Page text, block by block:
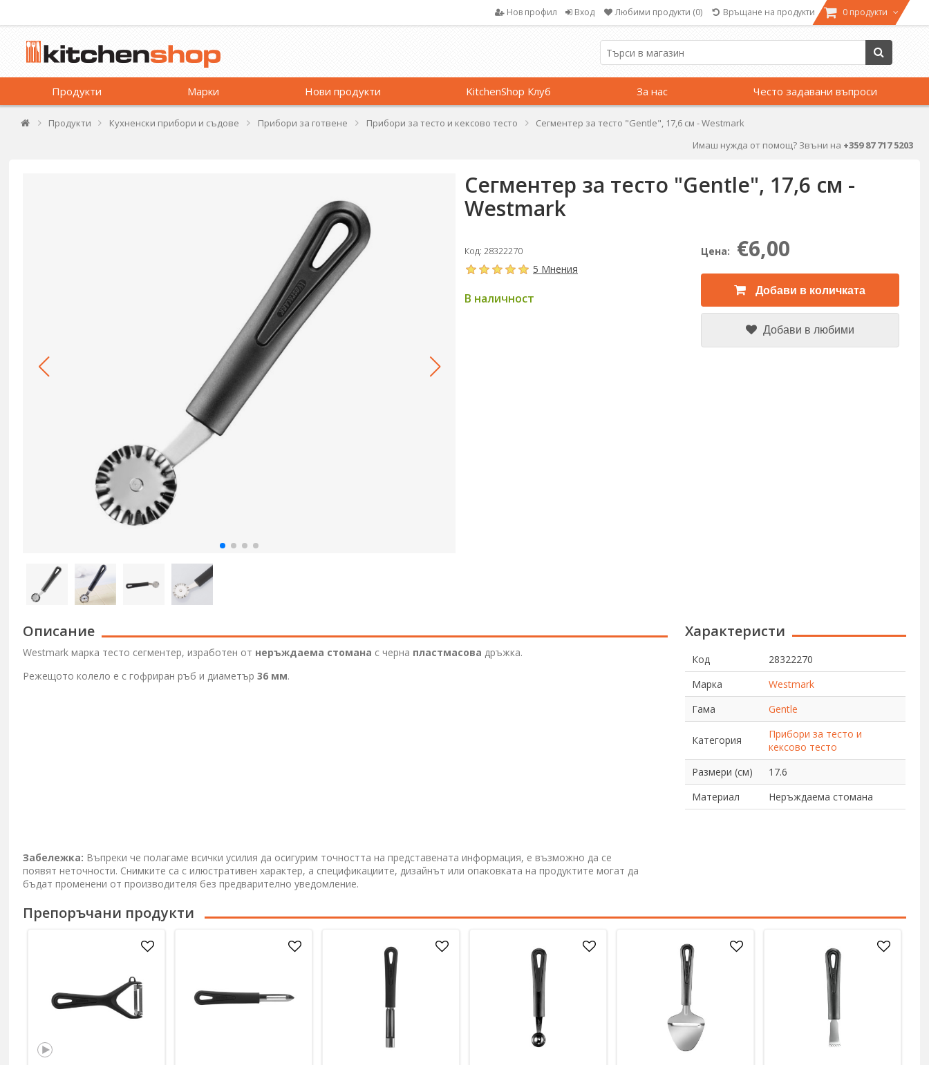
Нов профил Вход Любими продукти (0) Връщане на продукти 0 продукти
Продукти Марки Нови продукти KitchenShop Клуб За нас Често задавани въпроси
Продукти Кухненски прибори и съдове Прибори за готвене Прибори за тесто и кексово тесто
Сегментер за тесто "Gentle", 17,6 см - Westmark
Имаш нужда от помощ? Звъни на +359 87 717 5203
Сегментер за тесто "Gentle", 17,6 см -
Westmark
Код: 28322270
5 Мнения
В наличност
Цена: €6,00
Добави в количката
Добави в любими
Описание
Westmark марка тесто сегментер, изработен от неръждаема стомана с черна пластмасова дръжка.
Режещото колело е с гофриран ръб и диаметър36 мм.
Характеристи
Код
28322270
Марка
Westmark
Гама
Gentle
Категория
Прибори за тесто и
кексово тесто
Размери (см)
17.6
Материал
Неръждаема стомана
Забележка: Въпреки че полагаме всички усилия да осигурим точността на представената информация, е възможно да се
появят неточности. Снимките са с илюстративен характер, а спецификациите, дизайнът или опаковката на продуктите могат да
бъдат променени от производителя без предварително уведомление.
Препоръчани продукти